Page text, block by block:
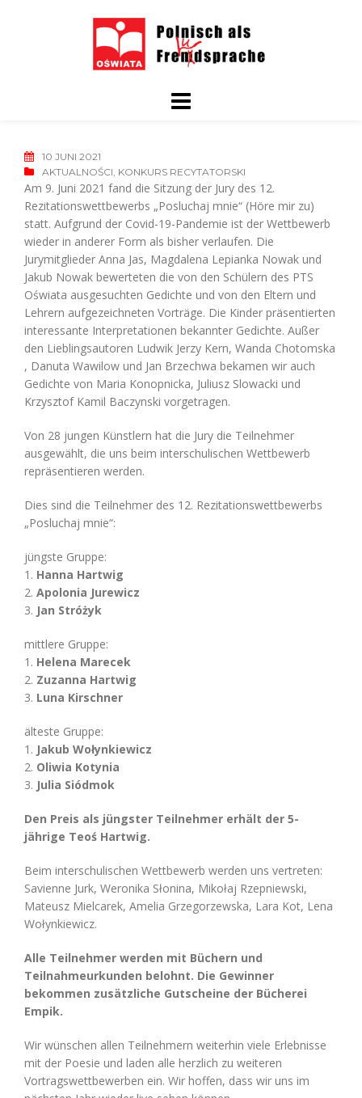
10 JUNI 2021
AKTUALNOŚCI, KONKURS RECYTATORSKI
Am 9. Juni 2021 fand die Sitzung der Jury des 12.
Rezitationswettbewerbs „Posluchaj mnie“ (Höre mir zu)
statt. Aufgrund der Covid-19-Pandemie ist der Wettbewerb
wieder in anderer Form als bisher verlaufen. Die
Jurymitglieder Anna Jas, Magdalena Lepianka Nowak und
Jakub Nowak bewerteten die von den Schülern des PTS
Oświata ausgesuchten Gedichte und von den Eltern und
Lehrern aufgezeichneten Vorträge. Die Kinder präsentierten
interessante Interpretationen bekannter Gedichte. Außer
den Lieblingsautoren Ludwik Jerzy Kern, Wanda Chotomska
, Danuta Wawilow und Jan Brzechwa bekamen wir auch
Gedichte von Maria Konopnicka, Juliusz Slowacki und
Krzysztof Kamil Baczynski vorgetragen.
Von 28 jungen Künstlern hat die Jury die Teilnehmer
ausgewählt, die uns beim interschulischen Wettbewerb
repräsentieren werden.
Dies sind die Teilnehmer des 12. Rezitationswettbewerbs
„Posluchaj mnie“:
jüngste Gruppe:
1. Hanna Hartwig
2. Apolonia Jurewicz
3. Jan Stróżyk
mittlere Gruppe:
1. Helena Marecek
2. Zuzanna Hartwig
3. Luna Kirschner
älteste Gruppe:
1. Jakub Wołynkiewicz
2. Oliwia Kotynia
3. Julia Siódmok
Den Preis als jüngster Teilnehmer erhält der 5-
jährige Teoś Hartwig.
Beim interschulischen Wettbewerb werden uns vertreten:
Savienne Jurk, Weronika Słonina, Mikołaj Rzepniewski,
Mateusz Mielcarek, Amelia Grzegorzewska, Lara Kot, Lena
Wołynkiewicz.
Alle Teilnehmer werden mit Büchern und
Teilnahmeurkunden belohnt. Die Gewinner
bekommen zusätzliche Gutscheine der Bücherei
Empik.
Wir wünschen allen Teilnehmern weiterhin viele Erlebnisse
mit der Poesie und laden alle herzlich zu weiteren
Vortragswettbewerben ein. Wir hoffen, dass wir uns im